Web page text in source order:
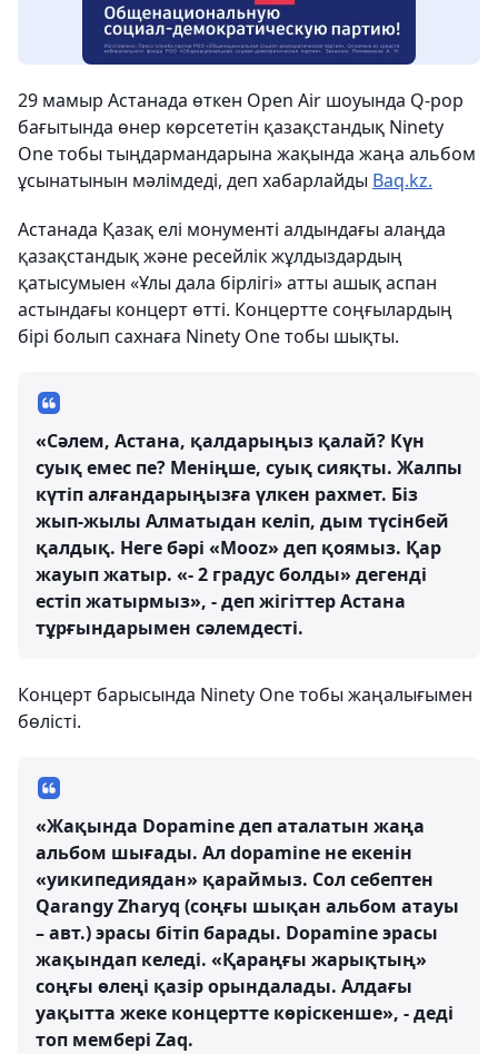
29 мамыр Астанада өткен Open Air шоуында Q-pop
бағытында өнер көрсететін қазақстандық Ninety
One тобы тыңдармандарына жақында жаңа альбом
ұсынатынын мәлімдеді, деп хабарлайды Baq.kz.
Астанада Қазақ елі монументі алдындағы алаңда
қазақстандық және ресейлік жұлдыздардың
қатысумыен «Ұлы дала бірлігі» атты ашық аспан
астындағы концерт өтті. Концертте соңғылардың
бірі болып сахнаға Ninety One тобы шықты.
«Сәлем, Астана, қалдарыңыз қалай? Күн
суық емес пе? Меніңше, суық сияқты. Жалпы
күтіп алғандарыңызға үлкен рахмет. Біз
жып-жылы Алматыдан келіп, дым түсінбей
қалдық. Неге бәрі «Mooz» деп қоямыз. Қар
жауып жатыр. «- 2 градус болды» дегенді
естіп жатырмыз», - деп жігіттер Астана
тұрғындарымен сәлемдесті.
Концерт барысында Ninety One тобы жаңалығымен
бөлісті.
«Жақында Dopamine деп аталатын жаңа
альбом шығады. Ал dopamine не екенін
«уикипедиядан» қараймыз. Сол себептен
Qarangy Zharyq (соңғы шықан альбом атауы
– авт.) эрасы бітіп барады. Dopamine эрасы
жақындап келеді. «Қараңғы жарықтың»
соңғы өлеңі қазір орындалады. Алдағы
уақытта жеке концертте көріскенше», - деді
топ мембері Zaq.